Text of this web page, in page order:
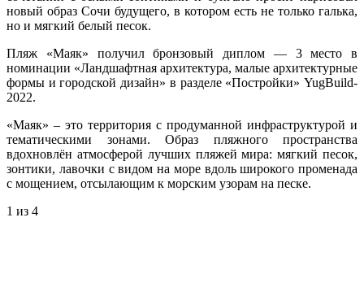
новый образ Сочи будущего, в котором есть не только галька,
но и мягкий белый песок.
Пляж «Маяк» получил бронзовый диплом — 3 место в
номинации «Ландшафтная архитектура, малые архитектурные
формы и городской дизайн» в разделе «Постройки» YugBuild-
2022.
«Маяк» – это территория с продуманной инфраструктурой и
тематическими зонами. Образ пляжного пространства
вдохновлён атмосферой лучших пляжей мира: мягкий песок,
зонтики, лавочки с видом на море вдоль широкого променада
с мощением, отсылающим к морским узорам на песке.
1 из 4